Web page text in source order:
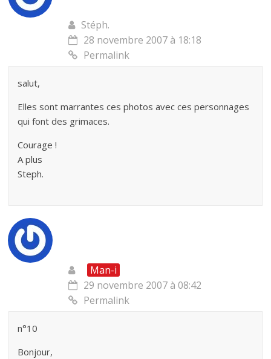
Stéph.
28 novembre 2007 à 18:18
Permalink
salut,
Elles sont marrantes ces photos avec ces personnages
qui font des grimaces.
Courage !
A plus
Steph.
Man-i
29 novembre 2007 à 08:42
Permalink
n°10
Bonjour,